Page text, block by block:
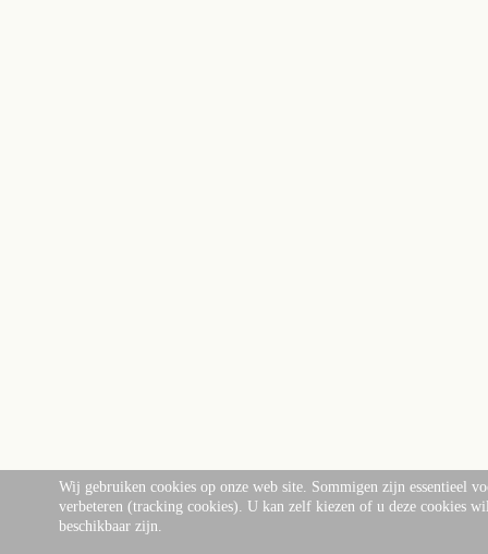
Wij gebruiken cookies op onze web site. Sommigen zijn essentieel
verbeteren (tracking cookies). U kan zelf kiezen of u deze cookies
beschikbaar zijn.